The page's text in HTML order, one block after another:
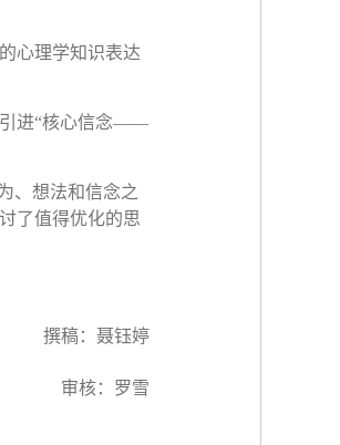
心理学知识表达
引进“核心信念——
、想法和信念之
了值得优化的思
撰稿：聂钰婷
审核：罗雪